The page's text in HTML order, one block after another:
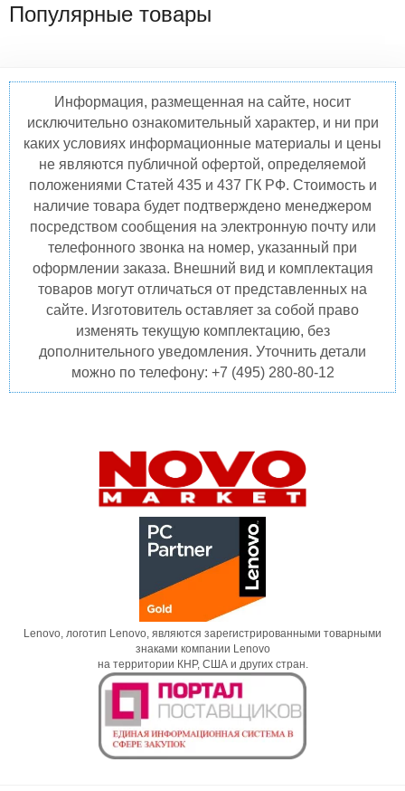
Популярные товары
Информация, размещенная на сайте, носит
исключительно ознакомительный характер, и ни при
каких условиях информационные материалы и цены
не являются публичной офертой, определяемой
положениями Статей 435 и 437 ГК РФ. Стоимость и
наличие товара будет подтверждено менеджером
посредством сообщения на электронную почту или
телефонного звонка на номер, указанный при
оформлении заказа. Внешний вид и комплектация
товаров могут отличаться от представленных на
сайте. Изготовитель оставляет за собой право
изменять текущую комплектацию, без
дополнительного уведомления. Уточнить детали
можно по телефону: +7 (495) 280-80-12
Lenovo, логотип Lenovo, являются зарегистрированными товарными
знаками компании Lenovo
на территории КНР, США и других стран.